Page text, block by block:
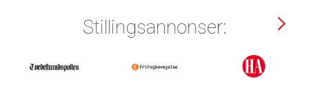
Stillingsannonser: